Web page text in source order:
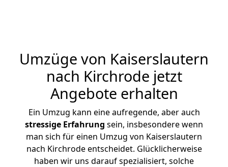
Umzüge von Kaiserslautern
nach Kirchrode jetzt
Angebote erhalten
Ein Umzug kann eine aufregende, aber auch
stressige Erfahrung sein, insbesondere wenn
man sich für einen Umzug von Kaiserslautern
nach Kirchrode entscheidet. Glücklicherweise
haben wir uns darauf spezialisiert, solche